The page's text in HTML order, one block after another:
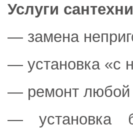
Услуги
— замена
— установка «с
— ремонт любой
— установка